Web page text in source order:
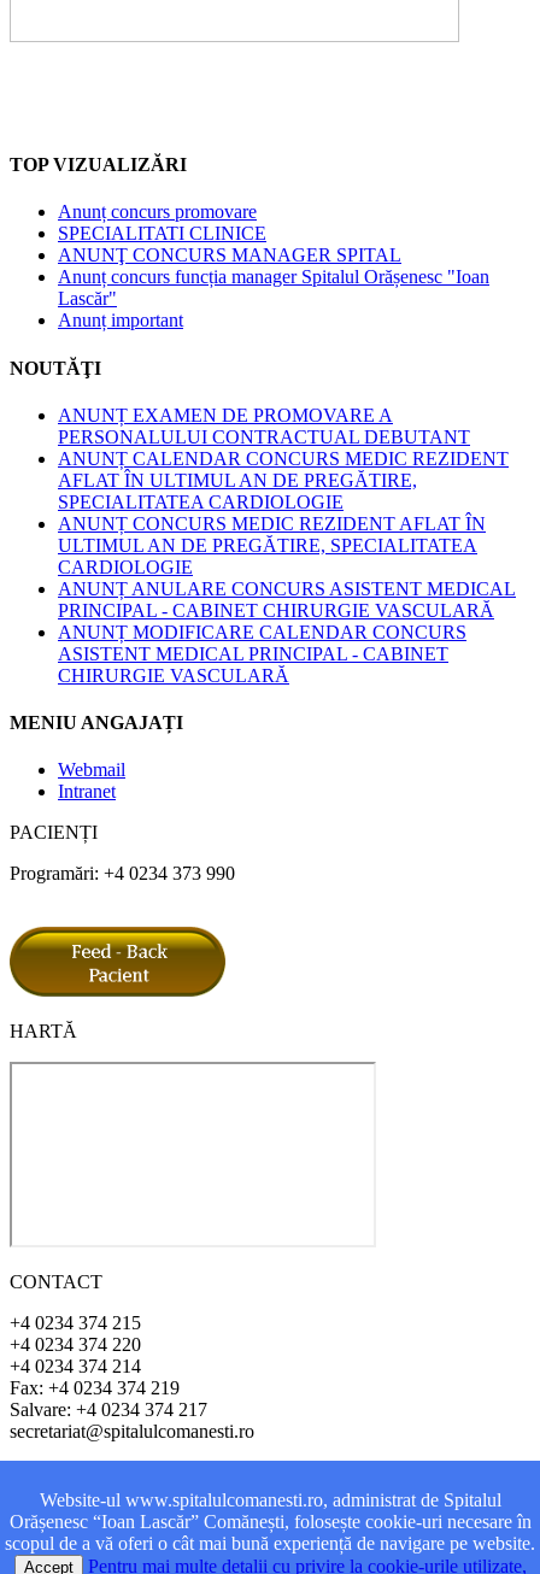
TOP VIZUALIZĂRI
Anunț concurs promovare
SPECIALITATI CLINICE
ANUNŢ CONCURS MANAGER SPITAL
Anunț concurs funcția manager Spitalul Orășenesc "Ioan
Lascăr"
Anunț important
NOUTĂŢI
ANUNȚ EXAMEN DE PROMOVARE A
PERSONALULUI CONTRACTUAL DEBUTANT
ANUNȚ CALENDAR CONCURS MEDIC REZIDENT
AFLAT ÎN ULTIMUL AN DE PREGĂTIRE,
SPECIALITATEA CARDIOLOGIE
ANUNȚ CONCURS MEDIC REZIDENT AFLAT ÎN
ULTIMUL AN DE PREGĂTIRE, SPECIALITATEA
CARDIOLOGIE
ANUNȚ ANULARE CONCURS ASISTENT MEDICAL
PRINCIPAL - CABINET CHIRURGIE VASCULARĂ
ANUNȚ MODIFICARE CALENDAR CONCURS
ASISTENT MEDICAL PRINCIPAL - CABINET
CHIRURGIE VASCULARĂ
MENIU ANGAJAȚI
Webmail
Intranet
PACIENȚI
Programări: +4 0234 373 990
HARTĂ
CONTACT
+4 0234 374 215
+4 0234 374 220
+4 0234 374 214
Fax: +4 0234 374 219
Salvare: +4 0234 374 217
secretariat@spitalulcomanesti.ro
ADRESA
Str. Vasile Alecsanri, Nr. 1
Oraș Comănești
Website-ul www.spitalulcomanesti.ro, administrat de Spitalul
Orășenesc “Ioan Lascăr” Comănești, folosește cookie-uri necesare în
scopul de a vă oferi o cât mai bună experiență de navigare pe website.
Accept Pentru mai multe detalii cu privire la cookie-urile utilizate,